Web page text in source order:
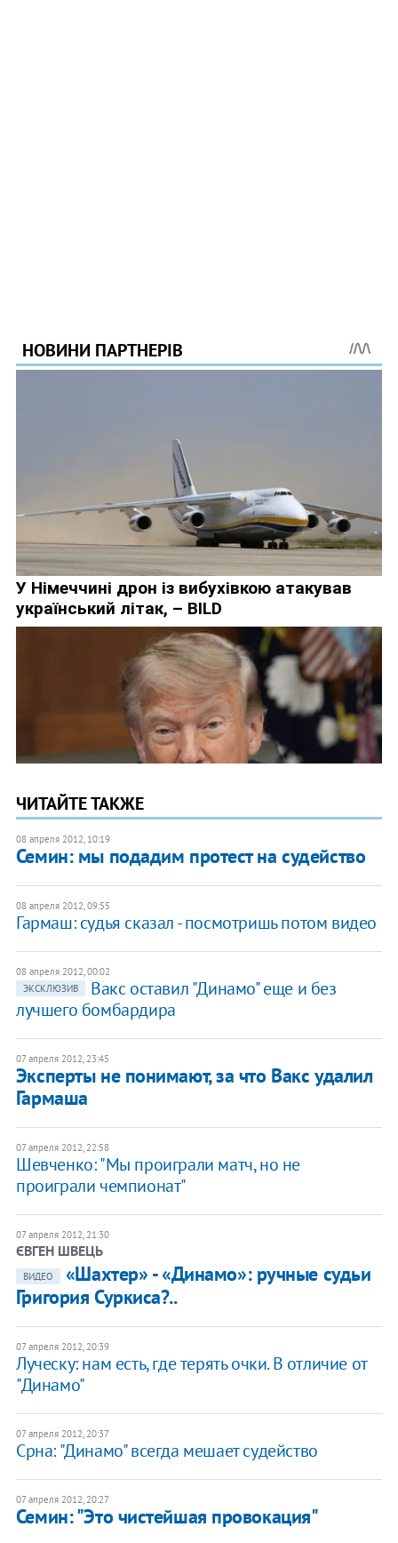
ЧИТАЙТЕ ТАКЖЕ
08 апреля 2012, 10:19
Семин: мы подадим протест на судейство
08 апреля 2012, 09:55
Гармаш: судья сказал - посмотришь потом видео
08 апреля 2012, 00:02
ЭКСКЛЮЗИВ
​Вакс оставил "Динамо" еще и без
лучшего бомбардира
07 апреля 2012, 23:45
Эксперты не понимают, за что Вакс удалил
Гармаша
07 апреля 2012, 22:58
Шевченко: "Мы проиграли матч, но не
проиграли чемпионат"
07 апреля 2012, 21:30
ЄВГЕН ШВЕЦЬ
ВИДЕО
«Шахтер» - «Динамо»: ручные судьи
Григория Суркиса?..
07 апреля 2012, 20:39
Луческу: нам есть, где терять очки. В отличие от
"Динамо"
07 апреля 2012, 20:37
Срна: "Динамо" всегда мешает судейство
07 апреля 2012, 20:27
Семин: "Это чистейшая провокация"